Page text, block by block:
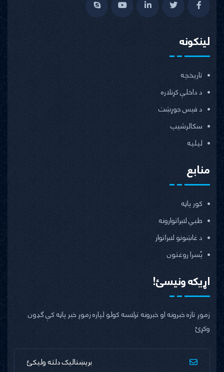
لینکونه
تاریخچه
د داخلې کړنلاره
د فیس جوړښت
سکالرشیپ
ليليه
منابع
کور پاڼه
طبي لابراتوارونه
د غاښونو لابراتوار
یُسرا روغتون
اړیکه ونیسئ!
زموږ تازه خبرونه او خبرونه ترلاسه کولو لپاره زموږ خبر پاڼه کې ګډون
وکړئ